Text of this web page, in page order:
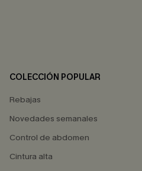
COLECCIÓN POPULAR
Rebajas
Novedades semanales
Control de abdomen
Cintura alta